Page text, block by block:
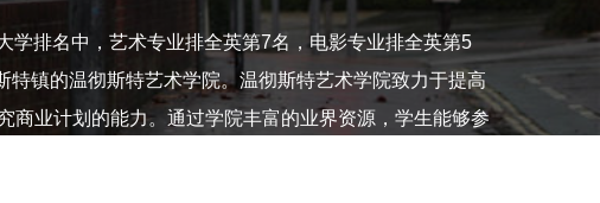
学排名中，艺术专业排全英第7名，电影专业排全英第5
镇的温彻斯特艺术学院。温彻斯特艺术学院致力于提高
业计划的能力。通过学院丰富的业界资源，学生能够参